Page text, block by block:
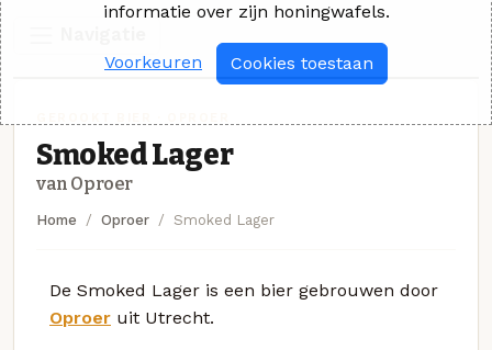
Smoked Lager
van Oproer
Home Oproer Smoked Lager
De Smoked Lager is een bier gebrouwen door
Oproer uit Utrecht.
informatie over zijn honingwafels.
Voorkeuren Cookies toestaan